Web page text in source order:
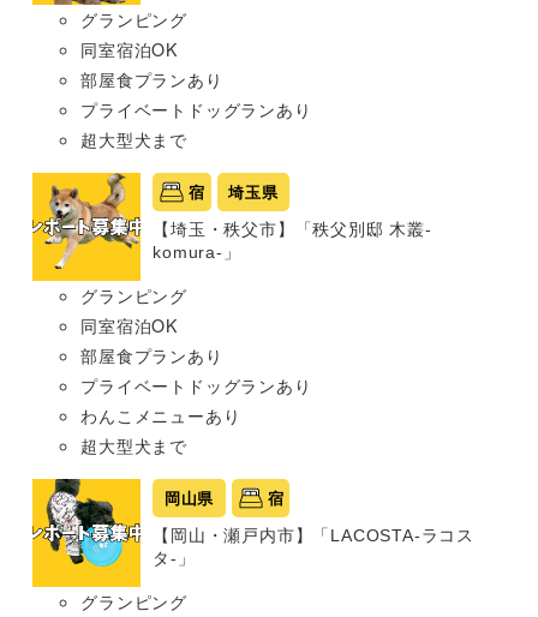
グランピング
同室宿泊OK
部屋食プランあり
プライベートドッグランあり
超大型犬まで
宿 埼玉県
【埼玉・秩父市】「秩父別邸 木叢-
komura-」
グランピング
同室宿泊OK
部屋食プランあり
プライベートドッグランあり
わんこメニューあり
超大型犬まで
岡山県 宿
【岡山・瀬戸内市】「LACOSTA-ラコス
タ-」
グランピング